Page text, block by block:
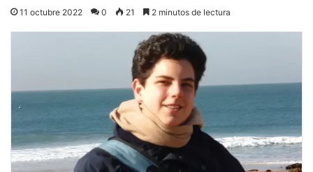
11 octubre 2022 0 21 2 minutos de lectura